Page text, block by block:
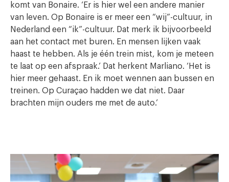
komt van Bonaire. ‘Er is hier wel een andere manier
van leven. Op Bonaire is er meer een “wij”-cultuur, in
Nederland een “ik”-cultuur. Dat merk ik bijvoorbeeld
aan het contact met buren. En mensen lijken vaak
haast te hebben. Als je één trein mist, kom je meteen
te laat op een afspraak.’ Dat herkent Marliano. ‘Het is
hier meer gehaast. En ik moet wennen aan bussen en
treinen. Op Curaçao hadden we dat niet. Daar
brachten mijn ouders me met de auto.’